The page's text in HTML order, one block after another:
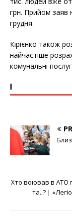
грн. Прийом заяв
грудня.
Кірієнко також
найчастіше
комунальні
І
Хто воював в АТО
та..? |